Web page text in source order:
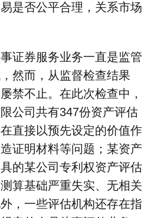
是否公平合理，关系市场
证券服务业务一直是监管
然而，从监督检查结果
禁不止。在此次检查中，
公司共有347份资产评估
直接以预先设定的价值作
证明材料等问题；某资产
的某公司专利权资产评估
算基础严重失实、无相关
，一些评估机构还存在指